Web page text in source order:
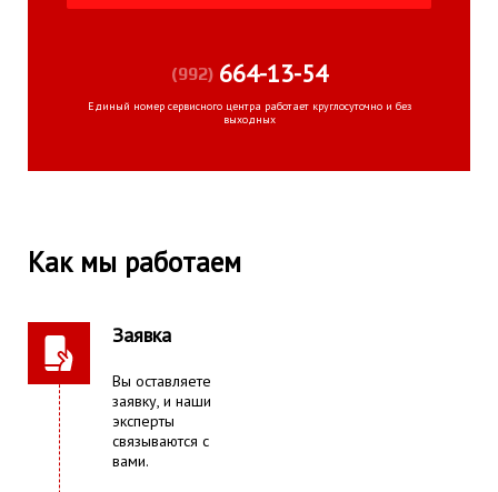
(992) 664-13-54
Единый номер сервисного центра работает круглосуточно и без
выходных
Как мы работаем
Заявка
Вы оставляете
заявку, и наши
эксперты
связываются с
вами.